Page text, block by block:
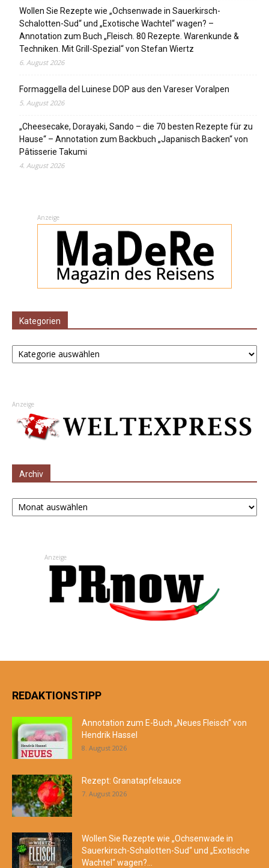
Wollen Sie Rezepte wie „Ochsenwade in Sauerkirsch-
Schalotten-Sud“ und „Exotische Wachtel“ wagen? –
Annotation zum Buch „Fleisch. 80 Rezepte. Warenkunde &
Techniken. Mit Grill-Spezial“ von Stefan Wiertz
6. August 2026
Formaggella del Luinese DOP aus den Vareser Voralpen
5. August 2026
„Cheesecake, Dorayaki, Sando – die 70 besten Rezepte für zu
Hause“ – Annotation zum Backbuch „Japanisch Backen“ von
Pâtisserie Takumi
4. August 2026
Anzeige
Kategorien
Kategorien
Anzeige
Archiv
Archiv
Anzeige
REDAKTIONSTIPP
Annotation zum E-Buch „Neues Fleisch“ von
Hendrik Hassel
8. August 2026
Rezept: Granatapfelsauce
7. August 2026
Wollen Sie Rezepte wie „Ochsenwade in
Sauerkirsch-Schalotten-Sud“ und „Exotische
Wachtel“ wagen?...